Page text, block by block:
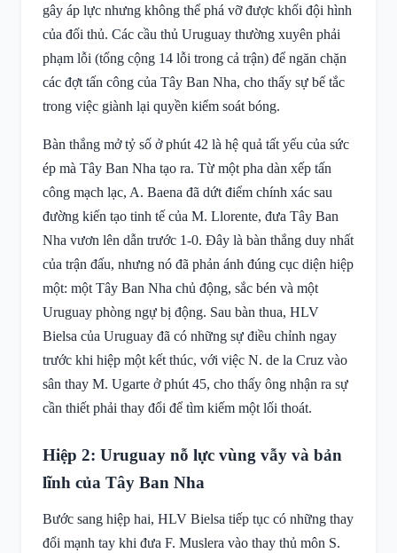
gây áp lực nhưng không thể phá vỡ được khối đội hình
của đối thủ. Các cầu thủ Uruguay thường xuyên phải
phạm lỗi (tổng cộng 14 lỗi trong cả trận) để ngăn chặn
các đợt tấn công của Tây Ban Nha, cho thấy sự bế tắc
trong việc giành lại quyền kiểm soát bóng.
Bàn thắng mở tỷ số ở phút 42 là hệ quả tất yếu của sức
ép mà Tây Ban Nha tạo ra. Từ một pha dàn xếp tấn
công mạch lạc, A. Baena đã dứt điểm chính xác sau
đường kiến tạo tinh tế của M. Llorente, đưa Tây Ban
Nha vươn lên dẫn trước 1-0. Đây là bàn thắng duy nhất
của trận đấu, nhưng nó đã phản ánh đúng cục diện hiệp
một: một Tây Ban Nha chủ động, sắc bén và một
Uruguay phòng ngự bị động. Sau bàn thua, HLV
Bielsa của Uruguay đã có những sự điều chỉnh ngay
trước khi hiệp một kết thúc, với việc N. de la Cruz vào
sân thay M. Ugarte ở phút 45, cho thấy ông nhận ra sự
cần thiết phải thay đổi để tìm kiếm một lối thoát.
Hiệp 2: Uruguay nỗ lực vùng vẫy và bản
lĩnh của Tây Ban Nha
Bước sang hiệp hai, HLV Bielsa tiếp tục có những thay
đổi mạnh tay khi đưa F. Muslera vào thay thủ môn S.